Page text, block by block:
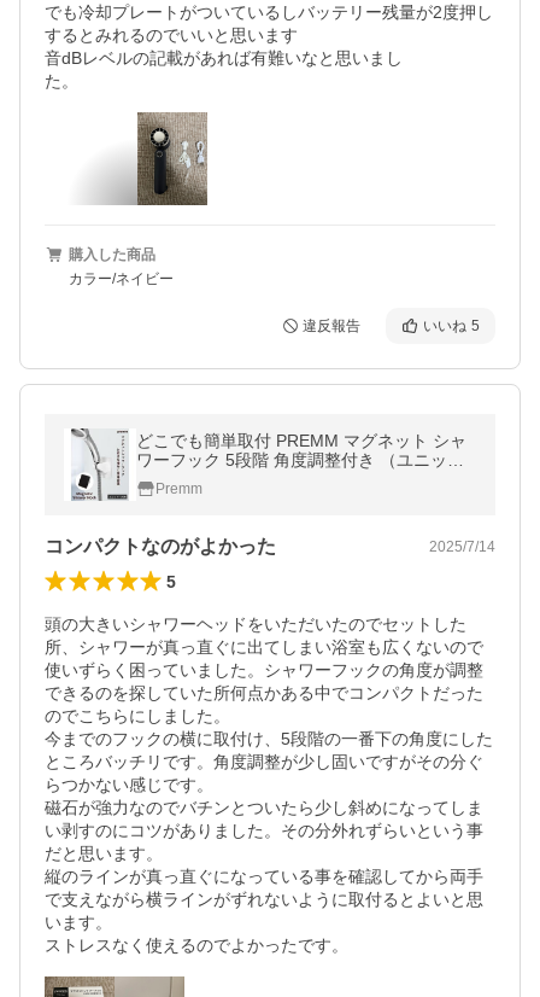
でも冷却プレートがついているしバッテリー残量が2度押し
するとみれるのでいいと思います
音dBレベルの記載があれば有難いなと思いまし
た。
購入した商品
カラー/ネイビー
違反報告 いいね 5
どこでも簡単取付 PREMM マグネット シャ
ワーフック 5段階 角度調整付き （ユニット
バス用）シャワーホルダー 磁石 シャワー
Premm
コンパクトなのがよかった 2025/7/14
5
頭の大きいシャワーヘッドをいただいたのでセットした
所、シャワーが真っ直ぐに出てしまい浴室も広くないので
使いずらく困っていました。シャワーフックの角度が調整
できるのを探していた所何点かある中でコンパクトだった
のでこちらにしました。
今までのフックの横に取付け、5段階の一番下の角度にした
ところバッチリです。角度調整が少し固いですがその分ぐ
らつかない感じです。
磁石が強力なのでバチンとついたら少し斜めになってしま
い剥すのにコツがありました。その分外れずらいという事
だと思います。
縦のラインが真っ直ぐになっている事を確認してから両手
で支えながら横ラインがずれないように取付るとよいと思
います。